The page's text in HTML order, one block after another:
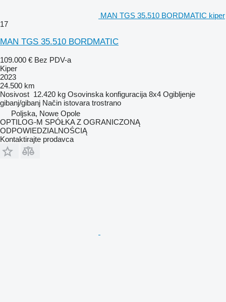
MAN TGS 35.510 BORDMATIC kiper
17
MAN TGS 35.510 BORDMATIC
109.000 € Bez PDV-a
Kiper
2023
24.500 km
Nosivost 12.420 kg Osovinska konfiguracija 8x4 Ogibljenje
gibanj/gibanj Način istovara trostrano
Poljska, Nowe Opole
OPTILOG-M SPÓŁKA Z OGRANICZONĄ
ODPOWIEDZIALNOŚCIĄ
Kontaktirajte prodavca